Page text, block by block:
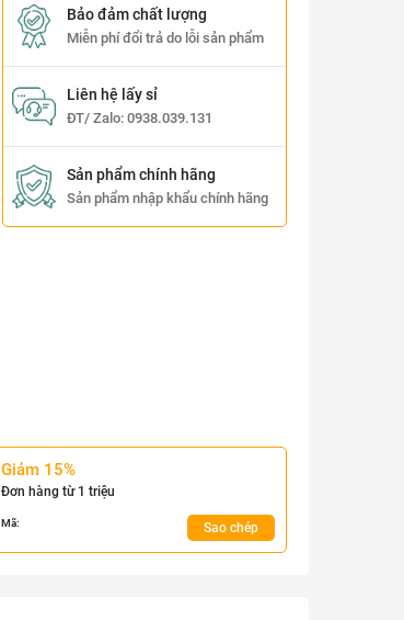
Bảo đảm chất lượng
Miễn phí đổi trả do lỗi sản phẩm
Liên hệ lấy sỉ
ĐT/ Zalo: 0938.039.131
Sản phẩm chính hãng
Sản phẩm nhập khẩu chính hãng
Giảm 15%
Đơn hàng từ 1 triệu
Mã: Sao chép